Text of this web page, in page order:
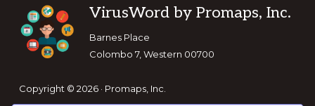
Footer
VirusWord by Promaps, Inc.
Barnes Place
Colombo 7, Western 00700
Copyright © 2026 · Promaps, Inc.